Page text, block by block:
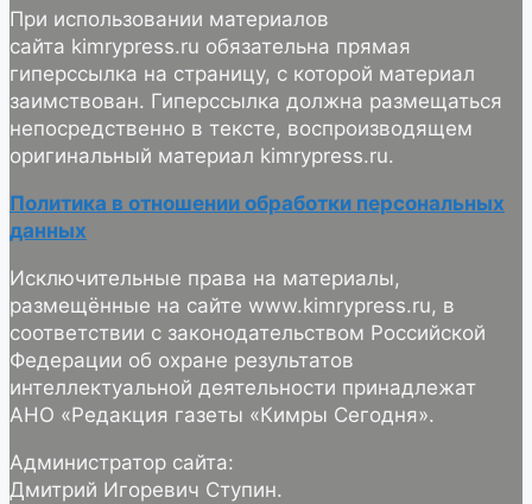
При использовании материалов
сайта kimrypress.ru обязательна прямая
гиперссылка на страницу, с которой материал
заимствован. Гиперссылка должна размещаться
непосредственно в тексте, воспроизводящем
оригинальный материал kimrypress.ru.
Политика в отношении обработки персональных
данных
Исключительные права на материалы,
размещённые на сайте www.kimrypress.ru, в
соответствии с законодательством Российской
Федерации об охране результатов
интеллектуальной деятельности принадлежат
АНО «Редакция газеты «Кимры Сегодня».
Администратор сайта:
Дмитрий Игоревич Ступин.